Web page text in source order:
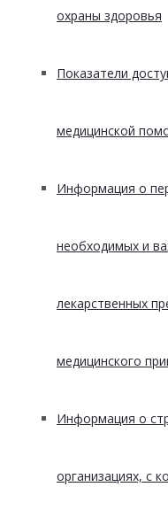
охраны здоровья
Показатели
медицинской
Информация о
необходимых и
лекарственных
медицинского
Информация о
организациях, с